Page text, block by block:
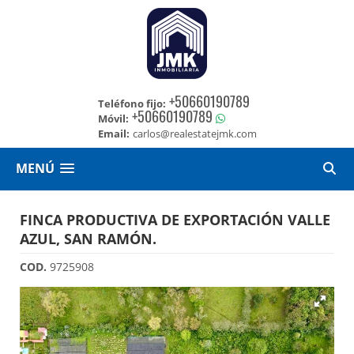
Teléfono fijo: +50660190789
Móvil: +50660190789
Email: carlos@realestatejmk.com
MENÚ
FINCA PRODUCTIVA DE EXPORTACIÓN VALLE
AZUL, SAN RAMÓN.
COD. 9725908